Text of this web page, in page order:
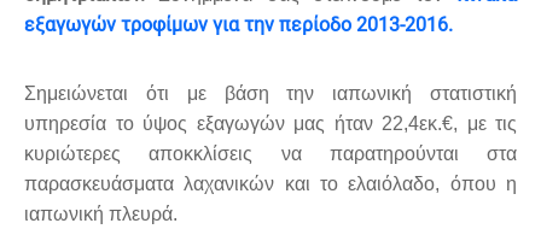
εξαγωγών τροφίμων για την περίοδο 2013-2016.
Σημειώνεται ότι με βάση την ιαπωνική στατιστική
υπηρεσία το ύψος εξαγωγών μας ήταν 22,4εκ.€, με τις
κυριώτερες αποκκλίσεις να παρατηρούνται στα
παρασκευάσματα λαχανικών και το ελαιόλαδο, όπου η
ιαπωνική πλευρά.